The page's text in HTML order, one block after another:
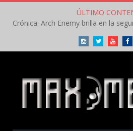
ÚLTIMO
InstagramTwitterYoutube